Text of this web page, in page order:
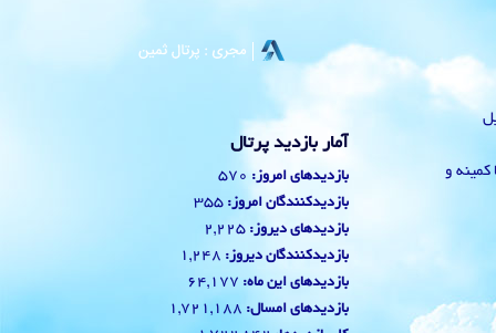
با کمینه و
آمار بازدید پرتال
بازدیدهای امروز: 570
بازدیدکنندگان امروز: 355
بازدیدهای دیروز: 2,225
بازدیدکنندگان دیروز: 1,248
بازدیدهای این ماه: 64,177
بازدیدهای امسال: 1,721,188